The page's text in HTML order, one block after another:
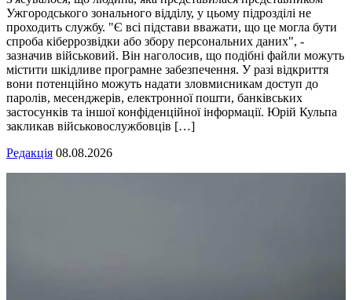
Ужгородського зонального відділу, у цьому підрозділі не
проходить службу. "Є всі підстави вважати, що це могла бути
спроба кіберрозвідки або збору персональних даних", -
зазначив військовий. Він наголосив, що подібні файли можуть
містити шкідливе програмне забезпечення. У разі відкриття
вони потенційно можуть надати зловмисникам доступ до
паролів, месенджерів, електронної пошти, банківських
застосунків та іншої конфіденційної інформації. Юрій Кульпа
закликав військовослужбовців […]
Редакція 08.08.2026